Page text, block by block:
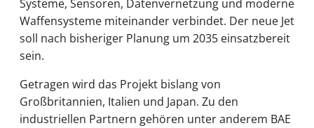
Systeme, Sensoren, Datenvernetzung und moderne
Waffensysteme miteinander verbindet. Der neue Jet
soll nach bisheriger Planung um 2035 einsatzbereit
sein.
Getragen wird das Projekt bislang von
Großbritannien, Italien und Japan. Zu den
industriellen Partnern gehören unter anderem BAE